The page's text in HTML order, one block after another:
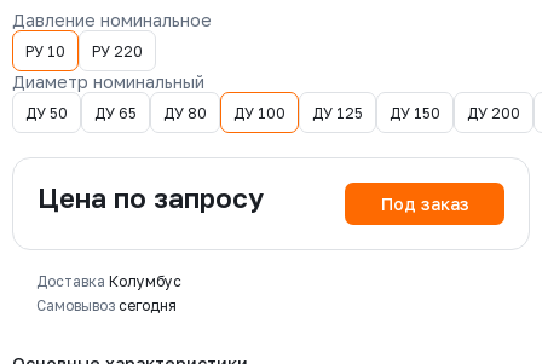
Давление номинальное
РУ 10 РУ 220
Диаметр номинальный
ДУ 50 ДУ 65 ДУ 80 ДУ 100 ДУ 125 ДУ 150 ДУ 200
Цена по запросу Под заказ
Доставка Колумбус
Самовывоз сегодня